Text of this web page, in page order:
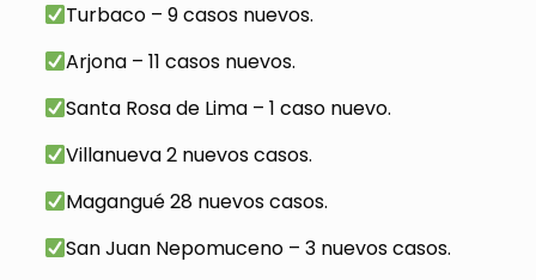
Turbaco – 9 casos nuevos.
Arjona – 11 casos nuevos.
Santa Rosa de Lima – 1 caso nuevo.
Villanueva 2 nuevos casos.
Magangué 28 nuevos casos.
San Juan Nepomuceno – 3 nuevos casos.